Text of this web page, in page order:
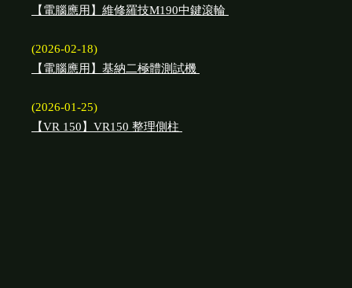
【電腦應用】維修羅技M190中鍵滾輪
(2026-02-18)
【電腦應用】基納二極體測試機
(2026-01-25)
【VR 150】VR150 整理側柱